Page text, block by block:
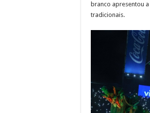
branco apresentou
tradicionais.